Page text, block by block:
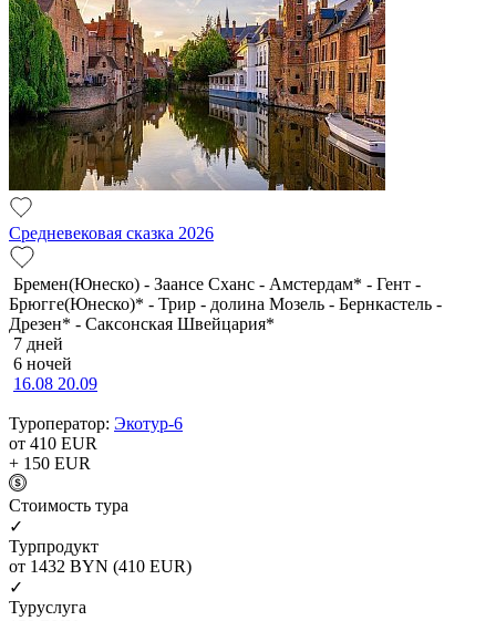
Средневековая сказка 2026
Бремен(Юнеско) - Заансе Сханс - Амстердам* - Гент -
Брюгге(Юнеско)* - Трир - долина Мозель - Бернкастель -
Дрезен* - Саксонская Швейцария*
7 дней
6 ночей
16.08 20.09
Туроператор: Экотур-6
от 410 EUR
+ 150 EUR
Cтоимость тура
✓
Турпродукт
от 1432 BYN (410 EUR)
✓
Туруслуга